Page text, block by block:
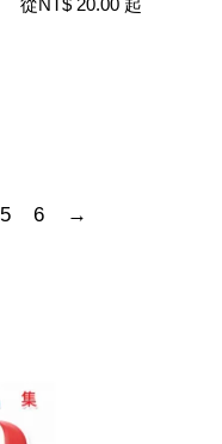
從NT$ 20.00 起
5 6 →